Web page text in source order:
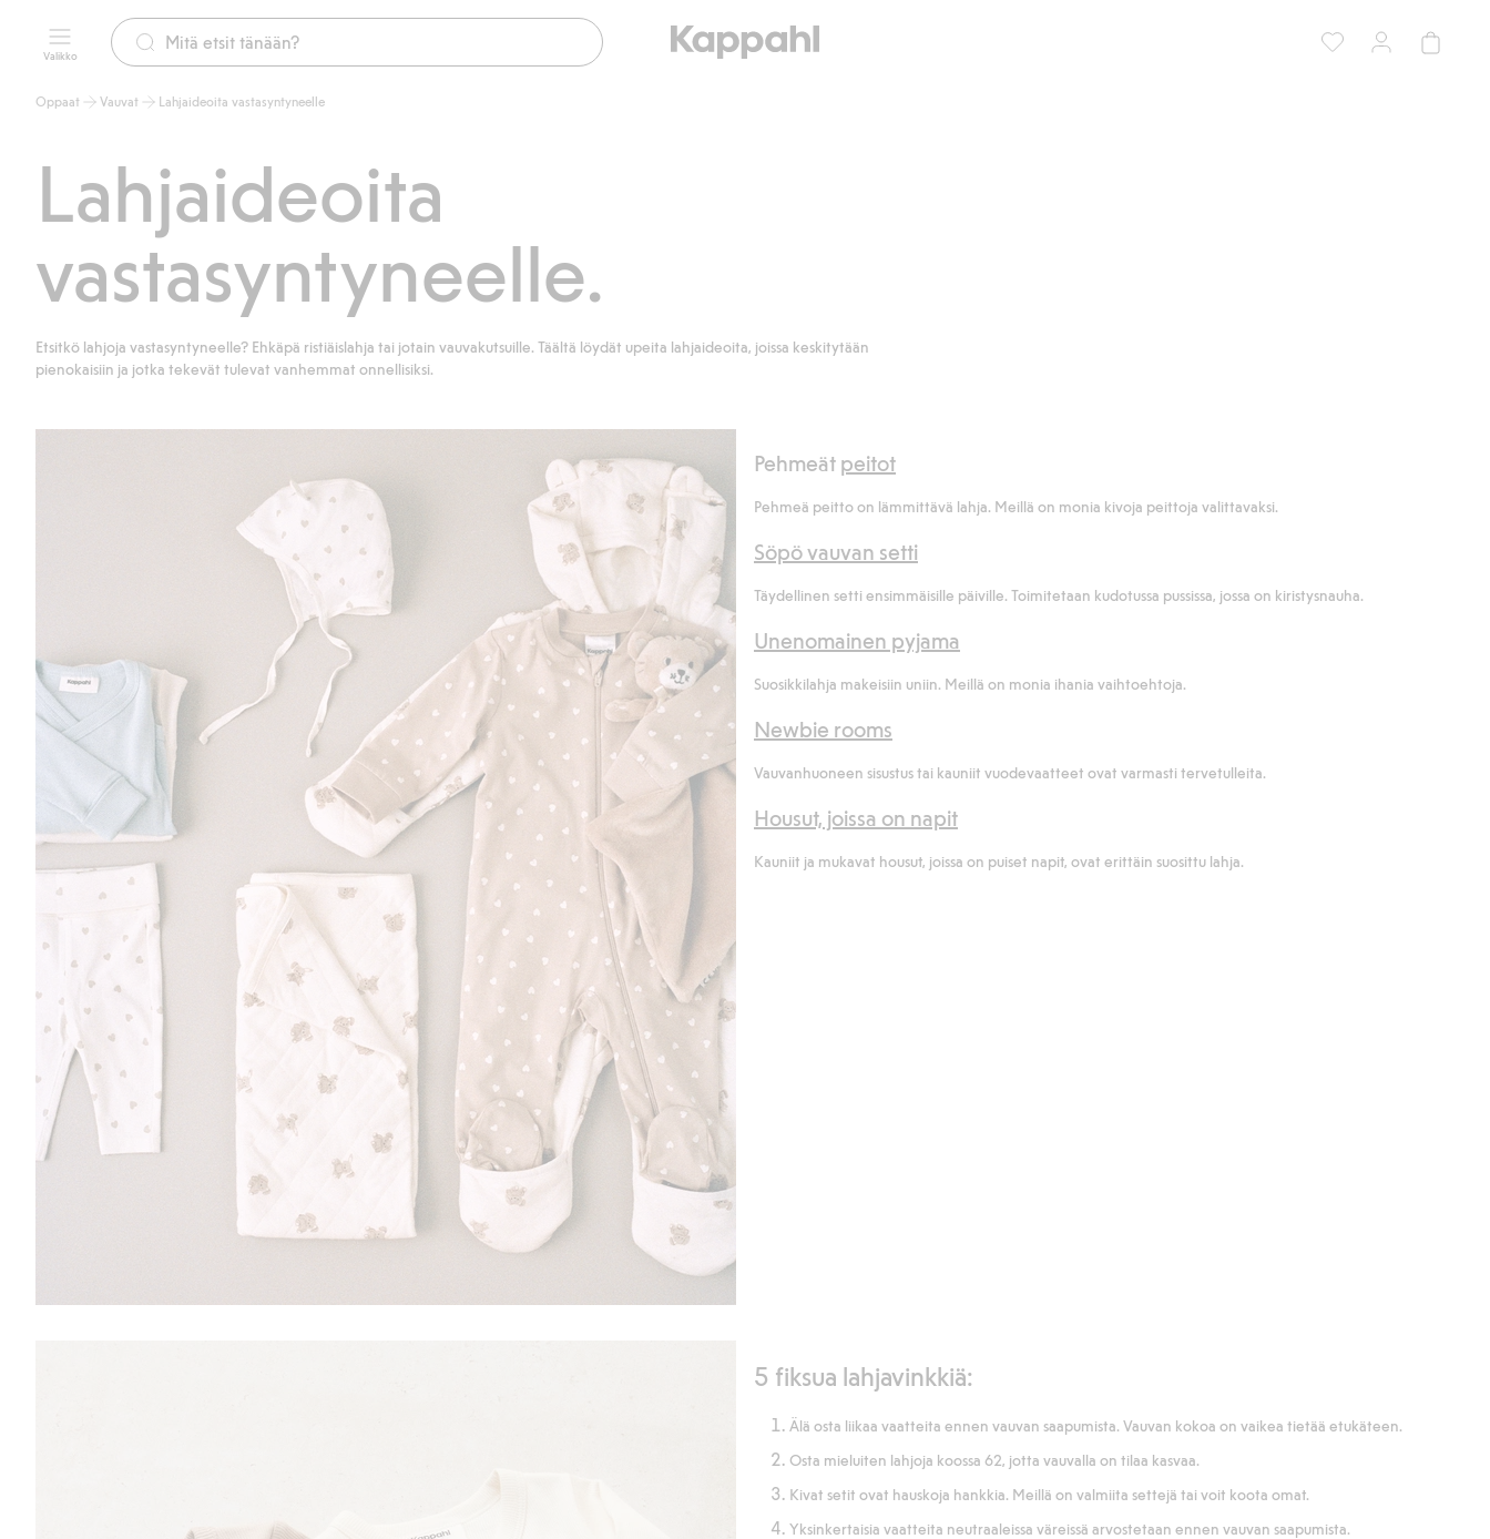
Valikko
Oppaat Vauvat Lahjaideoita vastasyntyneelle
Lahjaideoita
vastasyntyneelle.
Etsitkö lahjoja vastasyntyneelle? Ehkäpä ristiäislahja tai jotain vauvakutsuille. Täältä löydät upeita lahjaideoita, joissa keskitytään
pienokaisiin ja jotka tekevät tulevat vanhemmat onnellisiksi.
Pehmeät peitot
Pehmeä peitto on lämmittävä lahja. Meillä on monia kivoja peittoja valittavaksi.
Söpö vauvan setti
Täydellinen setti ensimmäisille päiville. Toimitetaan kudotussa pussissa, jossa on kiristysnauha.
Unenomainen pyjama
Suosikkilahja makeisiin uniin. Meillä on monia ihania vaihtoehtoja.
Newbie rooms
Vauvanhuoneen sisustus tai kauniit vuodevaatteet ovat varmasti tervetulleita.
Housut, joissa on napit
Kauniit ja mukavat housut, joissa on puiset napit, ovat erittäin suosittu lahja.
5 fiksua lahjavinkkiä:
Älä osta liikaa vaatteita ennen vauvan saapumista. Vauvan kokoa on vaikea tietää etukäteen.
Osta mieluiten lahjoja koossa 62, jotta vauvalla on tilaa kasvaa.
Kivat setit ovat hauskoja hankkia. Meillä on valmiita settejä tai voit koota omat.
Yksinkertaisia vaatteita neutraaleissa väreissä arvostetaan ennen vauvan saapumista.